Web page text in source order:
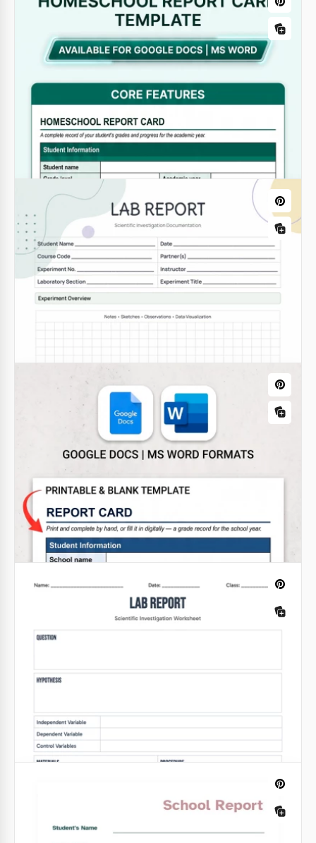
Notre modèle de Rapport Scolaire tout-en-un avec
un design minimaliste simple est un outil polyvalent
pour une variété de tâches.
Modèle de bulletin de notes d'école à la
maison
Google Docs